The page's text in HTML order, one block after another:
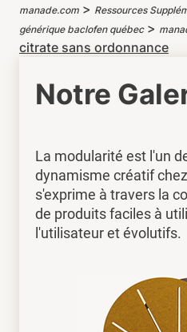
manade.com > Ressources
générique baclofen québec>
citrate sans ordonnance
Notre
La modularité est l'un
dynamisme créatif
s'exprime à travers la
de produits faciles à
l'utilisateur et évolutifs.